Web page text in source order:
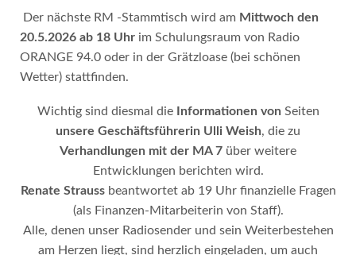
Der nächste RM -Stammtisch wird am Mittwoch den
20.5.2026 ab 18 Uhrim Schulungsraum von Radio
ORANGE 94.0 oder in der Grätzloase (bei schönen
Wetter) stattfinden.
Wichtig sind diesmal die Informationen von Seiten
unsere Geschäftsführerin Ulli Weish, die zu
Verhandlungen mit der MA 7 über weitere
Entwicklungen berichten wird.
Renate Straussbeantwortet ab 19 Uhr finanzielle Fragen
(als Finanzen-Mitarbeiterin von Staff).
Alle, denen unser Radiosender und sein Weiterbestehen
am Herzen liegt, sind herzlich eingeladen, um auch